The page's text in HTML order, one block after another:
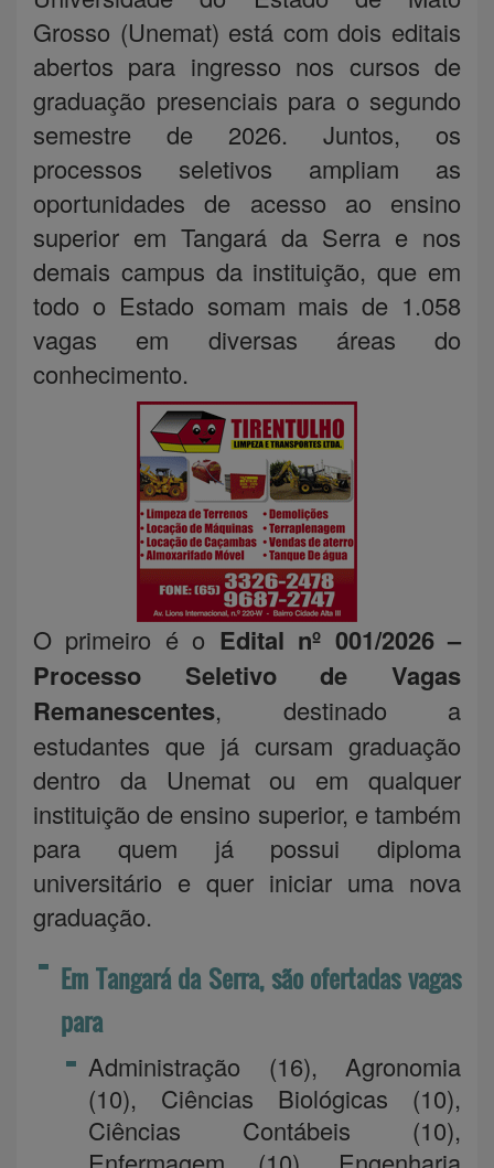
Grosso (Unemat) está com dois editais
abertos para ingresso nos cursos de
graduação presenciais para o segundo
semestre de 2026. Juntos, os
processos seletivos ampliam as
oportunidades de acesso ao ensino
superior em Tangará da Serra e nos
demais campus da instituição, que em
todo o Estado somam mais de 1.058
vagas em diversas áreas do
conhecimento.
O primeiro é o Edital nº 001/2026 –
Processo Seletivo de Vagas
Remanescentes, destinado a
estudantes que já cursam graduação
dentro da Unemat ou em qualquer
instituição de ensino superior, e também
para quem já possui diploma
universitário e quer iniciar uma nova
graduação.
Em Tangará da Serra, são ofertadas vagas
para
Administração (16), Agronomia
(10), Ciências Biológicas (10),
Ciências Contábeis (10),